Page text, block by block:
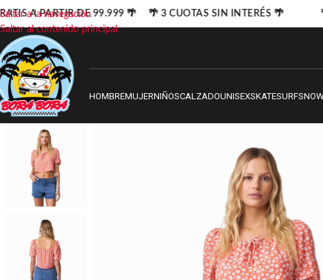
Saltar a la navegación
Saltar al contenido principal
HOMBREMUJERNIÑOSCALZADOUNISEXSKATESURF
A PARTIR DE 99.999 🌴 🌴 3 CUOTAS SIN INTERÉS 🌴